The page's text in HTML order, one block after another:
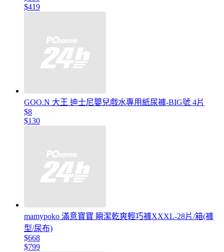
$419
GOO.N 大王 迪士尼嬰兒戲水專用紙尿褲-BIG號 4片
$8
$130
mamypoko 滿意寶寶 瞬潔乾爽輕巧褲XXXL-28片/箱(褲
型/尿布)
$668
$799